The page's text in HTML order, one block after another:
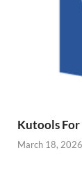
Kutools
March 18, 2026